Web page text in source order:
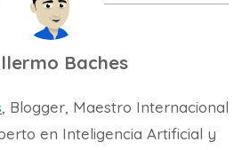
Baches
, Blogger, Maestro Internacional
en Inteligencia Artificial y